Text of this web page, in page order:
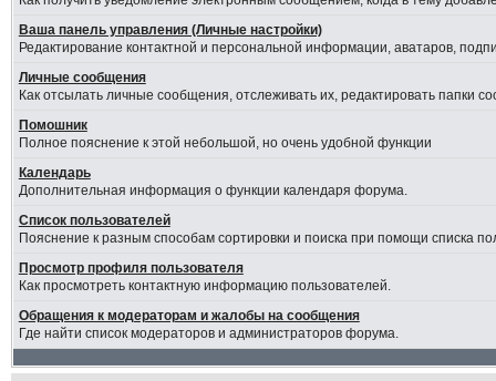
Ваша панель управления (Личные настройки)
Редактирование контактной и персональной информации, аватаров,
Личные сообщения
Как отсылать личные сообщения, отслеживать их, редактировать папки
Помошник
Полное пояснение к этой небольшой, но очень удобной функции
Календарь
Дополнительная информация о функции календаря форума.
Список пользователей
Пояснение к разным способам сортировки и поиска при помощи списка
Просмотр профиля пользователя
Как просмотреть контактную информацию пользователей.
Обращения к модераторам и жалобы на сообщения
Где найти список модераторов и администраторов форума.